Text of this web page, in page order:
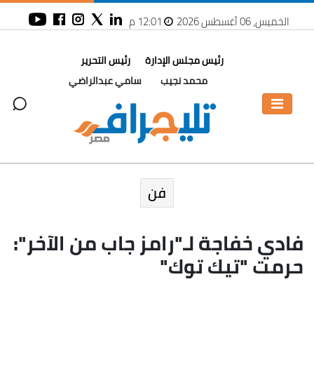
الخميس، 06 أغسطس 2026
رئيس مجلس الإدارة
محمد نجيب
رئيس التحرير
سامي عبدالراضي
فن
فادي خفاجة لـ"رامز جاب من الآخر":
حرمت "تيك توك"